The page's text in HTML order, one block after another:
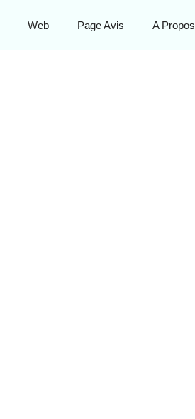
Web Page Avis A Propos